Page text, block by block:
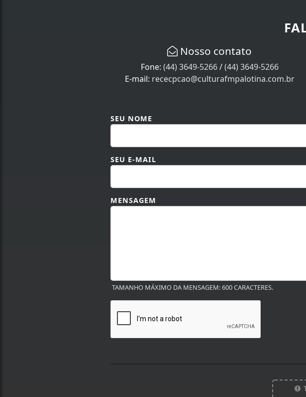
Nosso contato
Fone: (44) 3649-5266/(44) 3649-5266
E-mail: rececpcao@culturafmpalotina.com.br
SEU NOME
SEU E-MAIL
MENSAGEM
TAMANHO MÁXIMO DA MENSAGEM: 600 CARACTERES.